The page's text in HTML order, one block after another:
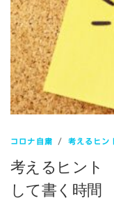
コロナ自粛 / 考えるヒン
考えるヒント
して書く時間